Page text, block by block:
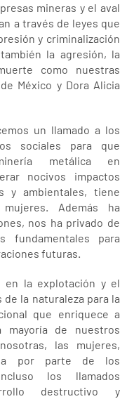
mineras y el aval
a través de leyes que
y criminalización
la agresión, la
como nuestras
México y Dora Alicia
un llamado a los
sociales para que
metálica en
nocivos impactos
y ambientales, tiene
Además ha
nos ha privado de
fundamentales para
futuras.
en la explotación y el
la naturaleza para la
que enriquece a
de nuestros
las mujeres,
por parte de los
los llamados
destructivo y